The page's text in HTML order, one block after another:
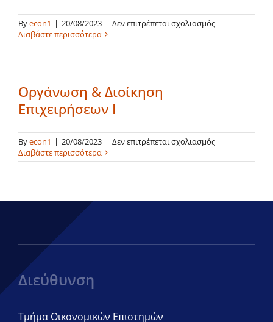
Byecon1 | 20/08/2023 | Δεν επιτρέπεται σχολιασμόςστο
στο
Διαβάστε περισσότερα
Οργάνωση & Διοίκηση
Επιχειρήσεων Ι
Byecon1 | 20/08/2023 | Δεν επιτρέπεται σχολιασμόςστο
&
Διαβάστε περισσότερα
Διεύθυνση
Τμήμα Οικονομικών Επιστημών